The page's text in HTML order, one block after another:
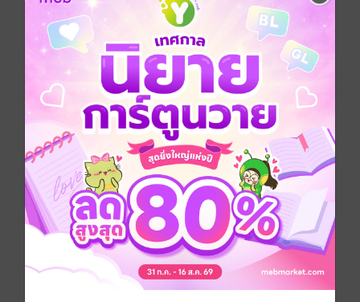
ดัดแปลงเป็นนวนิยาย กำลังภายในตามมาภายหลัง และ
ล่าสุดกับซีรีย์ทางโทรทัศน์ "ฟงอวิ๋น" นั้นเป็นเรื่องราวของ
คน 2 คนที่มีชีวิตในวัย เด็กที่แสนจะลำเค็ญต้องท่องไปใน
ยุทธ์ภพที่เต็มไปด้วยความโหดร้าย เขาทั้งคู่ จะต้องเผชิญ
กับเหตุการณ์ใดบ้าง และจะสามารถผ่านเหตุการณ์ที่เลว
ร้ายไปได้ หรือไม่ติดตามได้ใน "ฟงอวิ๋น ขี่พายุทะลุฟ้า"
หรือ "The Storm Riders" มหากาพย์การ์ตูนชุดยาวสุดมัน
จากฮ่องกง ได้บนแผงหนังสือทั่วประเทศ รับประกันความ
มันส์โดย บุรพัฒน์ คอมมิคส์
การ์ตูนจีน กำลังภายใน แอกชัน
ซีรีส์ ฟงอวิ๋น ขี่พายุทะลุฟ้า
ประเภทไฟล์